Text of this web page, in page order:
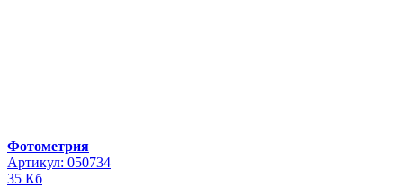
Фотометрия
Артикул: 050734
35 Кб